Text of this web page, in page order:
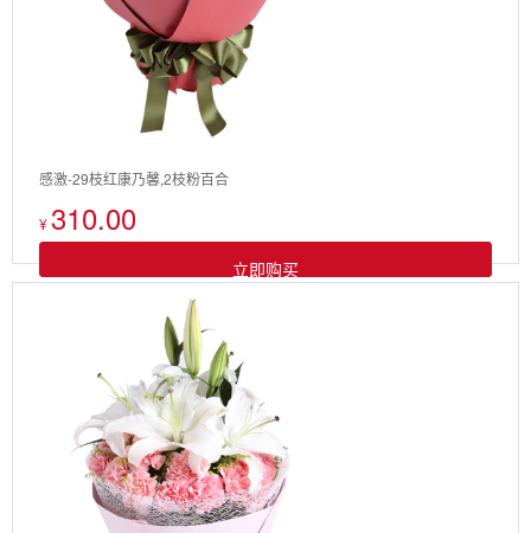
感激-29枝红康乃馨,2枝粉百合
¥ 310.00
立即购买